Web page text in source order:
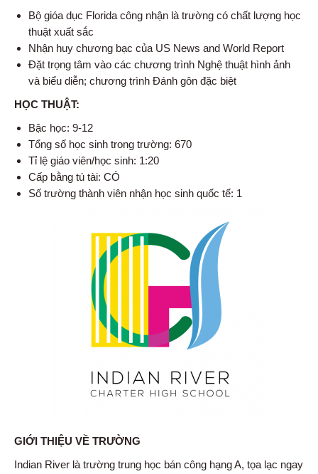
Bộ gióa dục Florida công nhận là trường có chất lượng học
thuật xuất sắc
Nhận huy chương bạc của US News and World Report
Đặt trọng tâm vào các chương trình Nghệ thuật hình ảnh
và biểu diễn; chương trình Đánh gôn đặc biệt
HỌC THUẬT:
Bậc học: 9-12
Tổng số học sinh trong trường: 670
Tỉ lệ giáo viên/học sinh: 1:20
Cấp bằng tú tài: CÓ
Số trường thành viên nhận học sinh quốc tế: 1
GIỚI THIỆU VỀ TRƯỜNG
Indian River là trường trung học bán công hạng A, tọa lạc ngay